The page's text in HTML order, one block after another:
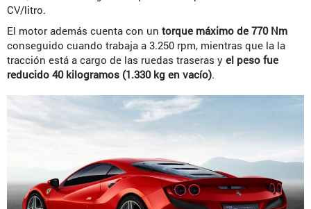
CV/litro.
El motor además cuenta con un torque máximo de 770 Nm
conseguido cuando trabaja a 3.250 rpm, mientras que la la
tracción está a cargo de las ruedas traseras y el peso fue
reducido 40 kilogramos (1.330 kg en vacío).